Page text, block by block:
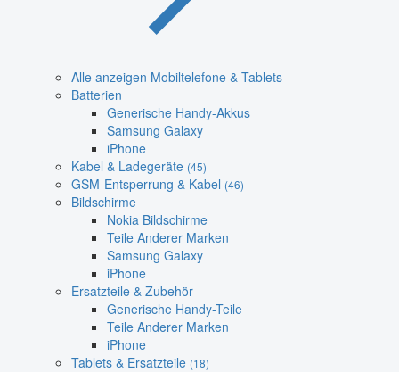
Alle anzeigen Mobiltelefone & Tablets
Batterien
Generische Handy-Akkus
Samsung Galaxy
iPhone
Kabel & Ladegeräte (45)
GSM-Entsperrung & Kabel (46)
Bildschirme
Nokia Bildschirme
Teile Anderer Marken
Samsung Galaxy
iPhone
Ersatzteile & Zubehör
Generische Handy-Teile
Teile Anderer Marken
iPhone
Tablets & Ersatzteile (18)